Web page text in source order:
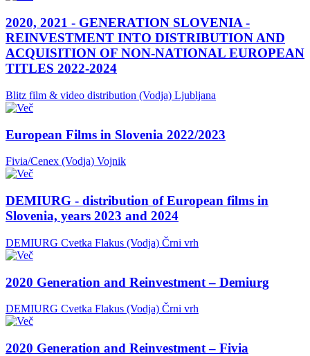
2020, 2021 - GENERATION SLOVENIA -
REINVESTMENT INTO DISTRIBUTION AND
ACQUISITION OF NON-NATIONAL EUROPEAN
TITLES 2022-2024
Blitz film & video distribution (Vodja) Ljubljana
European Films in Slovenia 2022/2023
Fivia/Cenex (Vodja) Vojnik
DEMIURG - distribution of European films in
Slovenia, years 2023 and 2024
DEMIURG Cvetka Flakus (Vodja) Črni vrh
2020 Generation and Reinvestment – Demiurg
DEMIURG Cvetka Flakus (Vodja) Črni vrh
2020 Generation and Reinvestment – Fivia